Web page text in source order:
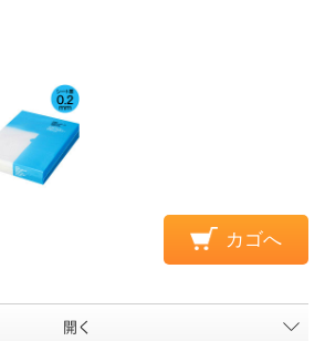
カゴへ
開く